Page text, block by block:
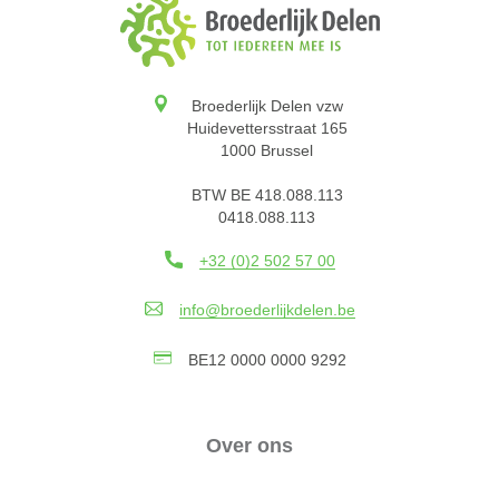
Broederlijk Delen vzw
Huidevettersstraat 165
1000 Brussel
BTW BE 418.088.113
0418.088.113
+32 (0)2 502 57 00
info@broederlijkdelen.be
BE12 0000 0000 9292
Over ons